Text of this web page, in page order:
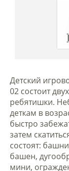
Детский
02 состоит
ребятишки.
деткам в
быстро
затем
состоят:
башен,
мини,